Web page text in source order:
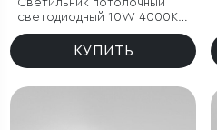
Светильник потолочный
светодиодный 10W 4000К
латунь/прозрачный
КУПИТЬ